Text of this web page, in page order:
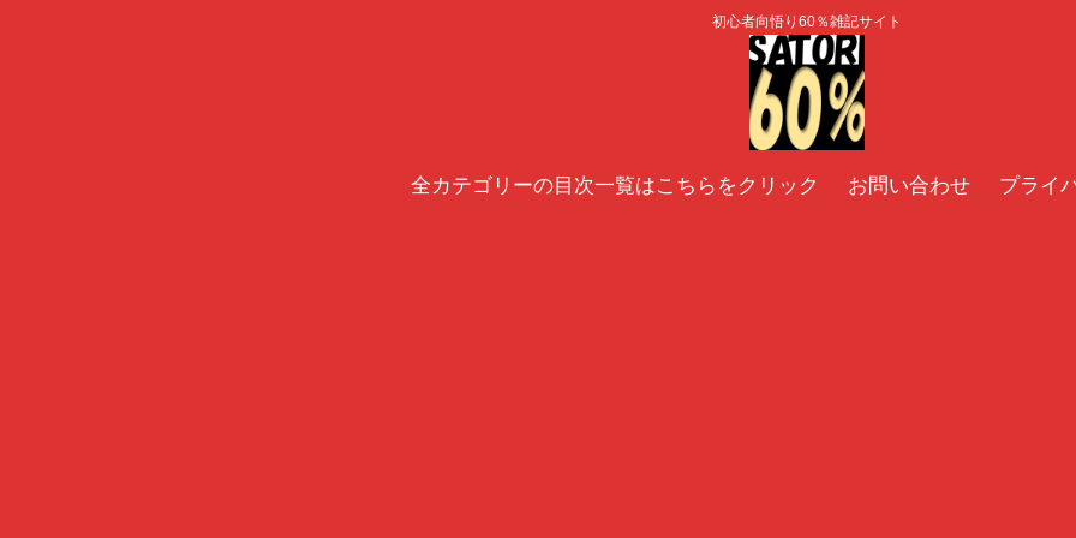
初心者向悟り60％雑記サイト
全カテゴリーの目次一覧はこちらをクリック お問い合わせ プライ